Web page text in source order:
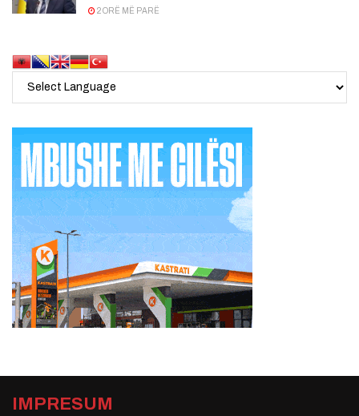
2 ORË MË PARË
IMPRESUM